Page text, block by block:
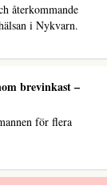
återkommande
i Nykvarn.
brevinkast –
för flera